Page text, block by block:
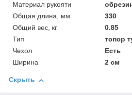
Материал рукояти
Общая длина, мм
330
Общий вес, кг
0.85
Тип
топор
Чехол
Есть
Ширина
2 см
Скрыть